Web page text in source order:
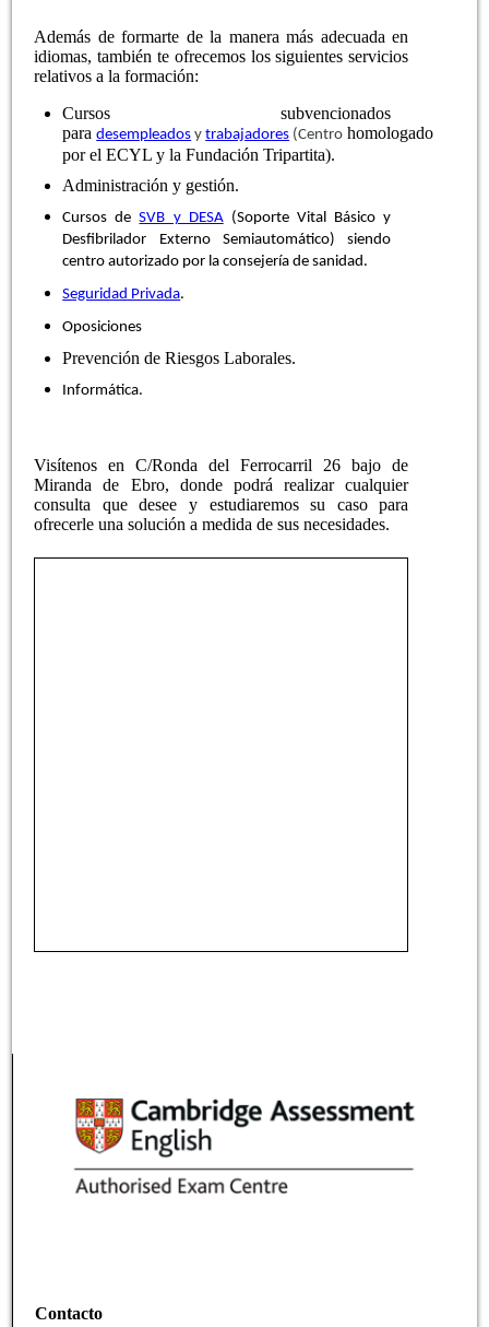
Además de formarte de la manera más adecuada en
idiomas, también te ofrecemos los siguientes servicios
relativos a la formación:
Cursos subvencionados
paradesempleados ytrabajadores (Centro homologado
por el ECYL y la Fundación Tripartita).
Administración y gestión.
Cursos deSVB y DESA(Soporte Vital Básico y
Desfibrilador Externo Semiautomático) siendo
centro autorizado por laconsejería de sanidad.
Seguridad Privada.
Oposiciones
Prevención de Riesgos Laborales.
Informática.
Visítenos en C/Ronda del Ferrocarril 26 bajo de
Miranda de Ebro, donde podrá realizar cualquier
consulta que desee y estudiaremos su caso para
ofrecerle una solución a medida de sus necesidades.
Contacto